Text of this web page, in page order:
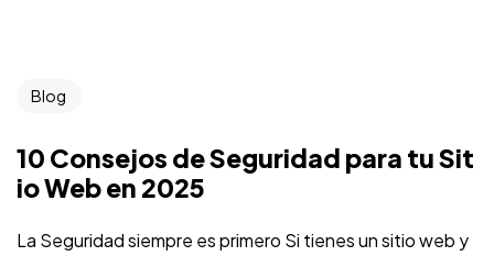
Blog
10 Consejos de Seguridad para tu Sit
io Web en 2025
La Seguridad siempre es primero Si tienes un sitio web y